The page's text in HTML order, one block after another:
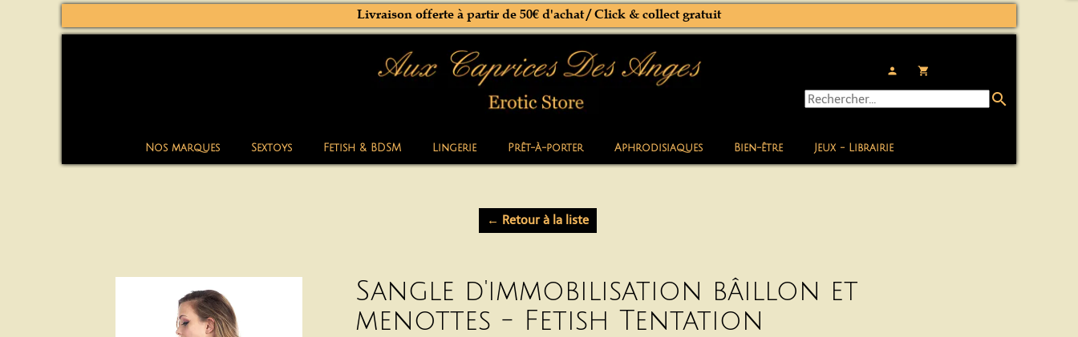
Nos marques Sextoys Fetish & BDSM Lingerie Prêt-à-porter Aphrodisiaques Bien-être Jeux - Librairie
person local_grocery_store
Livraison offerte à partir de 50€ d'achat / Click & collect gratuit
search
← Retour à la liste
Sangle d'immobilisation bâillon et
menottes - Fetish Tentation